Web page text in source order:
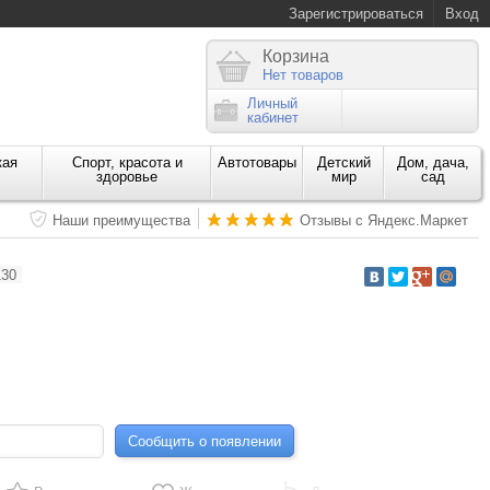
Зарегистрироваться Вход
Корзина
Нет товаров
Личный
кабинет
Спорт, красота и
здоровье
Автотовары
Детский
мир
Дом, дача,
сад
Наши преимущества Отзывы с Яндекс.Маркет
Сообщить о появлении